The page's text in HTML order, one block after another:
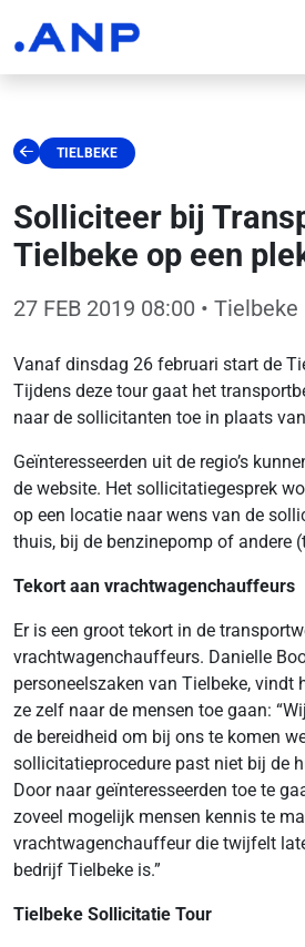
TIELBEKE
Solliciteer bij
Tielbeke op een
27 FEB 2019 08:00 • Tielbeke
Vanaf dinsdag 26 februari start de
Tijdens deze tour gaat het
naar de sollicitanten toe in plaats
Geïnteresseerden uit de regio’s
de website. Het sollicitatiegesprek
op een locatie naar wens van de
thuis, bij de benzinepomp of andere
Tekort aan vrachtwagenchauffeurs
Er is een groot tekort in de
vrachtwagenchauffeurs. Danielle
personeelszaken van Tielbeke, vindt
ze zelf naar de mensen toe gaan:
de bereidheid om bij ons te komen
sollicitatieprocedure past niet bij de
Door naar geïnteresseerden toe te
zoveel mogelijk mensen kennis te
vrachtwagenchauffeur die twijfelt
bedrijf Tielbeke is.”
Tielbeke Sollicitatie Tour